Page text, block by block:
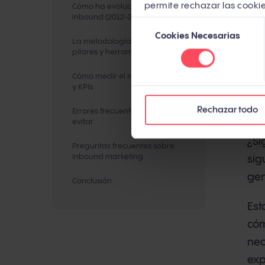
permite rechazar las
consentimiento
Cookies Necesarias
Rechazar todo
Cómo ha evolucionado el
inbound (2012-2026)
La metodología inbound: fases,
pilares y herramientas
Cómo medir el inbound: métricas
y KPIs
Errores frecuentes que debes
evitar
Preguntas frecuentes sobre
inbound marketing
Conclusión